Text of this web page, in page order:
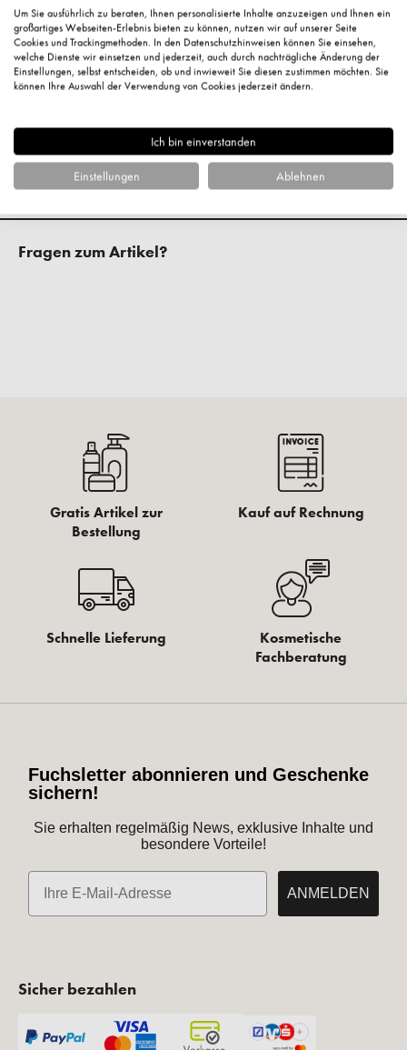
Stearate, Pentylene Glycol, Cetearyl Alcohol,
Butyrospermum Parkii Butter, Hydrogenated Vegetable Oil,
Hydroxyacetophenone, Xanthan Gum, Parfum, Sodium
Gluconate, Citric Acid.
Kundenbewertungen
Fragen zum Artikel?
Gratis Artikel zur
Bestellung
Kauf auf Rechnung
Schnelle Lieferung
Kosmetische
Fachberatung
Fuchsletter abonnieren und Geschenke
sichern!
Sie erhalten regelmäßig News, exklusive Inhalte und
besondere Vorteile!
E-Mail
ANMELDEN
Sicher bezahlen
Um Sie ausführlich zu beraten, Ihnen personalisierte Inhalte anzuzeigen und Ihnen ein
großartiges Webseiten-Erlebnis bieten zu können, nutzen wir auf unserer Seite
Cookies und Trackingmethoden. In den Datenschutzhinweisen können Sie einsehen,
welche Dienste wir einsetzen und jederzeit, auch durch nachträgliche Änderung der
Einstellungen, selbst entscheiden, ob und inwieweit Sie diesen zustimmen möchten. Sie
können Ihre Auswahl der Verwendung von Cookies jederzeit ändern.
Ich bin einverstanden
Einstellungen Ablehnen